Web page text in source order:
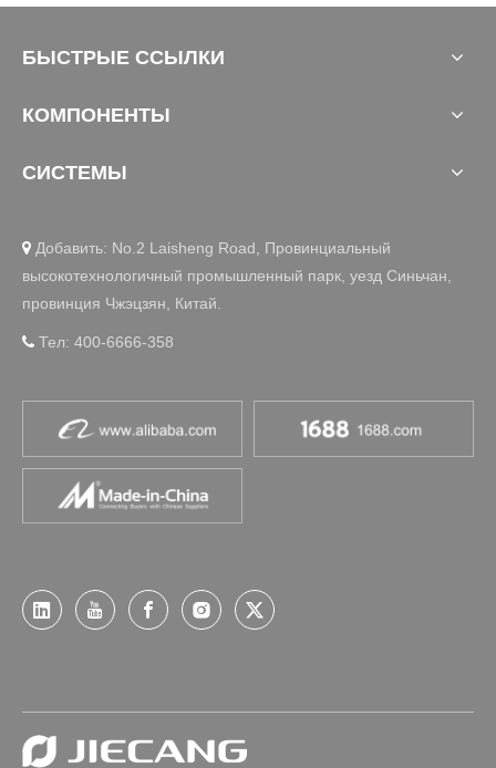
БЫСТРЫЕ ССЫЛКИ
КОМПОНЕНТЫ
СИСТЕМЫ
 Добавить: No.2 Laisheng Road, Провинциальный
высокотехнологичный промышленный парк, уезд Синьчан,
провинция Чжэцзян, Китай.
 Тел: 400-6666-358